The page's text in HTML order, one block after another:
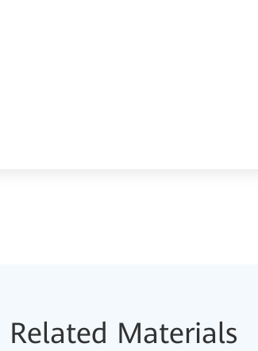
Related Materials